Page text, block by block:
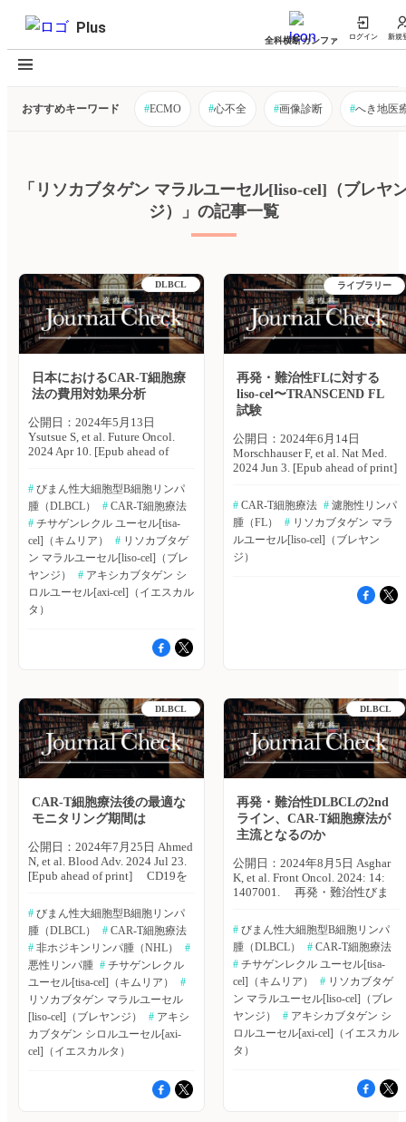
Plus
全科横断カンファ ログイン 新規
おすすめキーワード #ECMO #心不全 #画像診断 #へき地医
「リソカブタゲン マラルユーセル[liso-cel]（ブレヤ
ジ）」の記事一覧
DLBCL
日本におけるCAR-T細胞療
法の費用対効果分析
公開日：2024年5月13日
Ysutsue S, et al. Future Oncol.
2024 Apr 10. [Epub ahead of
ズ株式会社のSaaya Tsutsue氏ら
は、2つ以上の全身療法を行っ
た再発または難治性のびまん性
大細胞型B細胞リンパ腫
（DLBCL）成人患者の治療に
対する3つのCAR-T細胞療法に
ついて、費用対効果分析を実施
し、比較検討を行った。Future
Oncology誌オンライン版2024
年4月10日号の報告。 対象製
ルユーセル（axi-cel）、チサゲ
ンレクル ユーセル（tisa-
CAR ~T細胞療法。費用対効果
分析には、partition survival
mixture cure modelを用いた。分
析は、ZUMA-1試験に基づき、
マッチング調整された間接比較
を用いて、JULIET試験および
整を行った。 主な結果は以下
のとおり。 ・axi-celは、tisa-cel
およびliso-celと比較し、生存年
数の増加がより大きく、質調整
生存年（QALY）の増加が認め
られた。 【生存年数】 axi-cel
vs. tisa-cel：10.87 vs. 7.75（＋
vs. 9.11（＋2.85） 【QALY】
axi-cel vs. tisa-cel：8.62 vs.
5.96（＋2.65） axi-cel vs. liso-
cel：9.53 vs. 7.29（＋2.24） ・
これにより、axi-celは、tisa-cel
およびliso-celと比較し、直接医
療費の減少が認められた。
【直接医療費（米ドル）】 axi-
cel vs. tisa-cel：280,875.73 vs.
281,852.02（−976.29） axi-cel
vs. liso-cel：280,673.52 vs.
らは「医療財政の観点から考え
# びまん性大細胞型B細胞リンパ
腫（DLBCL）
# CAR-T細胞療法
# チサゲンレクル ユーセル[tisa-
cel]（キムリア）
# リソカブタゲ
ン マラルユーセル[liso-cel]（ブレ
ヤンジ）
# アキシカブタゲン シ
ロルユーセル[axi-cel]（イエスカル
タ）
ライブラリー
再発・難治性FLに対する
liso-cel〜TRANSCEND FL
試験
公開日：2024年6月14日
Morschhauser F, et al. Nat Med.
2024 Jun 3. [Epub ahead of print]
腫（FL）患者や第1選択の免疫
化学療法から24ヵ月以内に疾患
が進行する、抗CD20抗体とア
ルキル化剤の両方に難治性（ダ
ブルリフラクトリー）を示すな
る患者に対する標準治療は確立
されておらず、アウトカム不良
患経過におけるCAR-T細胞療法
の最適なタイミングについての
コンセンサスはなく、高リスク
特性を有する患者の第2選択治
療としてのデータもない。 フ
ランス・リール大学のFranck
治性FL患者に対するCD19を標
的とし、4-1BB共刺激ドメイン
を有するCAR-T細胞療法薬リソ
カブタゲン マラルユーセル
（liso-cel）を評価した第II相試
験であるTRANSCEND FL試験
の結果を報告した。Nature
TRANSCEND FL試験では、FL
診断後6ヵ月以内に抗CD20抗体
とアルキル化剤による治療を行
った後、診断から24ヵ月以内の
病勢進行が見られた2ライン以
上の患者および/または
mGELF（modified Groupe
d'Etude des Lymphomes
Folliculaires）基準を満たした
行った。主要エンドポイント
は、独立審査委員会が評価した
# CAR-T細胞療法 # 濾胞性リンパ
腫（FL）
# リソカブタゲン マラ
ルユーセル[liso-cel]（ブレヤン
ジ）
DLBCL
CAR-T細胞療法後の最適な
モニタリング期間は
公開日：2024年7月25日 Ahmed
N, et al. Blood Adv. 2024 Jul 23.
[Epub ahead of print] CD19を
て、アキシカブタゲン シロル
ユーセル（axi-cel）、チサゲン
レクル ユーセル（tisa-cel）、
リソカブタゲン マラルユーセ
ル（liso-cel）などが承認された
ことにより、B細胞非ホジキン
リンパ腫（NHL）治療は一変
し、有効な治療法として確立さ
れつつある。その一方で、サイ
トカイン放出症候群（CRS）や
免疫細胞関連神経毒性症候群
問題となっている。米FDAは、
リスク評価および緩和戦略の一
# びまん性大細胞型B細胞リンパ
腫（DLBCL）
# CAR-T細胞療法
# 非ホジキンリンパ腫（NHL）
#
悪性リンパ腫 # チサゲンレクル
ユーセル[tisa-cel]（キムリア）
#
リソカブタゲン マラルユーセル
[liso-cel]（ブレヤンジ）
# アキシ
カブタゲン シロルユーセル[axi-
cel]（イエスカルタ）
DLBCL
再発・難治性DLBCLの2nd
ライン、CAR-T細胞療法が
主流となるのか
公開日：2024年8月5日 Asghar
K, et al. Front Oncol. 2024: 14:
1407001. 再発・難治性びま
（DLBCL）に対する2ndライン
治療としてCAR-T細胞療法と標
準治療（SOC）を比較した最近
の第III相試験において、これら
の結果に一貫性が認められてい
ない。パキスタン・ダウ健康科
学大学のKanwal Asghar氏ら
は、再発・難治性DLBCLの2nd
ライン治療におけるCAR-T細胞
療法の有効性を評価するため、
びメタ解析を実施した。
Frontiers in Oncology誌2024年7
# びまん性大細胞型B細胞リンパ
腫（DLBCL）
# CAR-T細胞療法
# チサゲンレクル ユーセル[tisa-
cel]（キムリア）
# リソカブタゲ
ン マラルユーセル[liso-cel]（ブレ
ヤンジ）
# アキシカブタゲン シ
ロルユーセル[axi-cel]（イエスカル
タ）